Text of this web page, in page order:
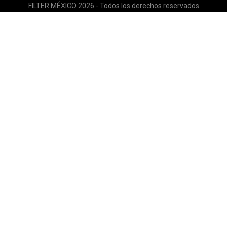
FILTER MÉXICO 2026 - Todos los derechos reservados